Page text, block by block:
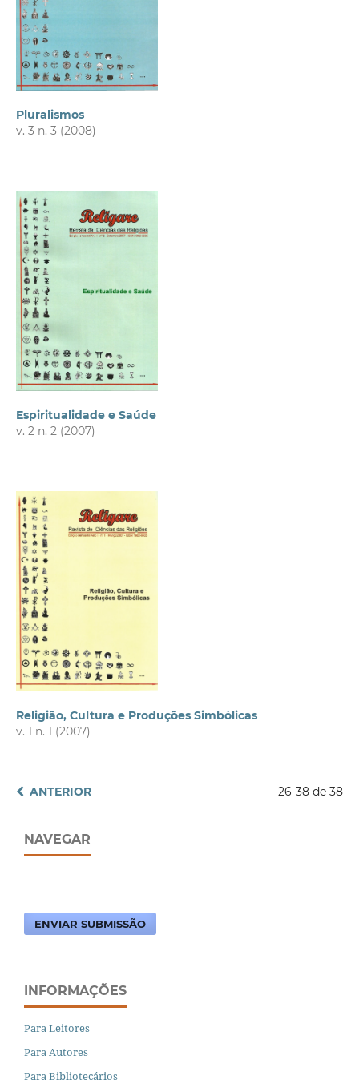
Pluralismos
v. 3 n. 3 (2008)
Espiritualidade e Saúde
v. 2 n. 2 (2007)
Religião, Cultura e Produções Simbólicas
v. 1 n. 1 (2007)
ANTERIOR 26-38 de 38
NAVEGAR
ENVIAR SUBMISSÃO
INFORMAÇÕES
Para Leitores
Para Autores
Para Bibliotecários